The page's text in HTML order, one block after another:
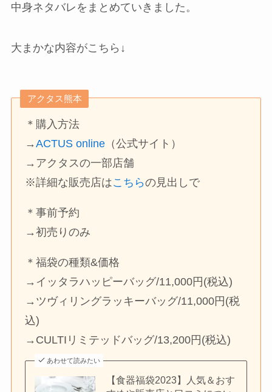
中身ネタバレをまとめていきました。
大まかな内容がこちら↓
アクタス熊本
＊購入方法
→ACTUS online （公式サイト）
→アクタスの一部店舗
※詳細な販売店はこちらの見出しで
＊事前予約
→初売りのみ
＊福袋の種類&価格
→イッタラハッピーバッグ/11,000円(税込)
→ツヴィリングラッキーバッグ/11,000円(税
込)
→CULTIリミテッドバッグ/13,200円(税込)
あわせて読みたい
【食器福袋2023】人気＆おす